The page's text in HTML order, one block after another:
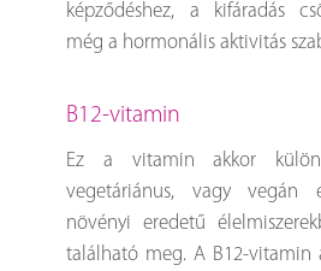
képződéshez, a kifáradás
még a hormonális aktivitás
B12-vitamin
Ez a vitamin akkor
vegetáriánus, vagy vegán
növényi eredetű
található meg. A B12-vitamin